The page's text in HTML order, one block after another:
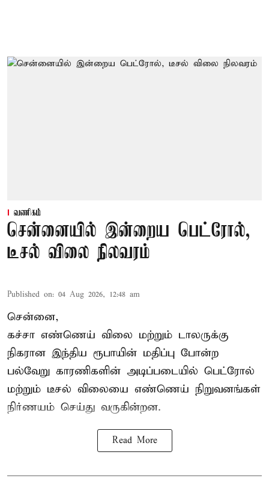
வணிகம்
சென்னையில் இன்றைய பெட்ரோல்,
டீசல் விலை நிலவரம்
Published on: 04 Aug 2026, 12:48 am
சென்னை,
கச்சா எண்ணெய் விலை மற்றும் டாலருக்கு
நிகரான இந்திய ரூபாயின் மதிப்பு போன்ற
பல்வேறு காரணிகளின் அடிப்படையில் பெட்ரோல்
மற்றும் டீசல் விலையை எண்ணெய் நிறுவனங்கள்
நிர்ணயம் செய்து வருகின்றன.
Read More